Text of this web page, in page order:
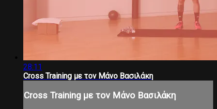
28:11
Cross Training με τον Μάνο Βασιλάκη
Cross Training με τον Μάνο Βασιλάκη